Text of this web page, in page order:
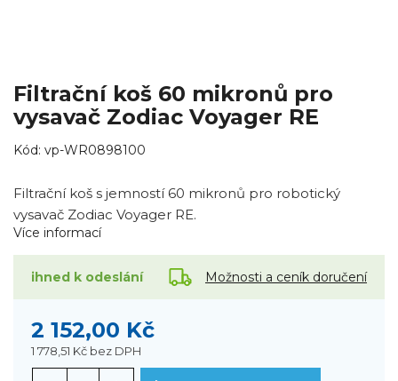
Filtrační koš 60 mikronů pro
vysavač Zodiac Voyager RE
Kód: vp-WR0898100
Filtrační koš s jemností 60 mikronů pro robotický
vysavač Zodiac Voyager RE.
Více informací
ihned k odeslání Možnosti a ceník doručení
2 152,00 Kč
1 778,51 Kč bez DPH